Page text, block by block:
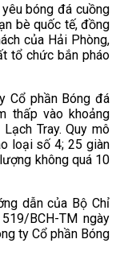
bóng đá cuồng
bè quốc tế, đồng
của Hải Phòng,
tổ chức bắn pháo
Cổ phần Bóng đá
thấp vào khoảng
Tray. Quy mô
loại số 4; 25 giàn
không quá 10
dẫn của Bộ Chỉ
BCH-TM ngày
ty Cổ phần Bóng